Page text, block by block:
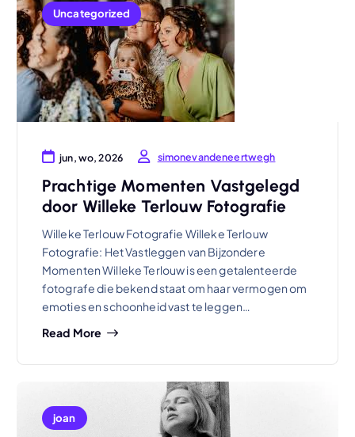
Uncategorized
jun, wo, 2026 simonevandeneertwegh
Prachtige Momenten Vastgelegd
door Willeke Terlouw Fotografie
Willeke Terlouw Fotografie Willeke Terlouw
Fotografie: Het Vastleggen van Bijzondere
Momenten Willeke Terlouw is een getalenteerde
fotografe die bekend staat om haar vermogen om
emoties en schoonheid vast te leggen…
Read More
joan